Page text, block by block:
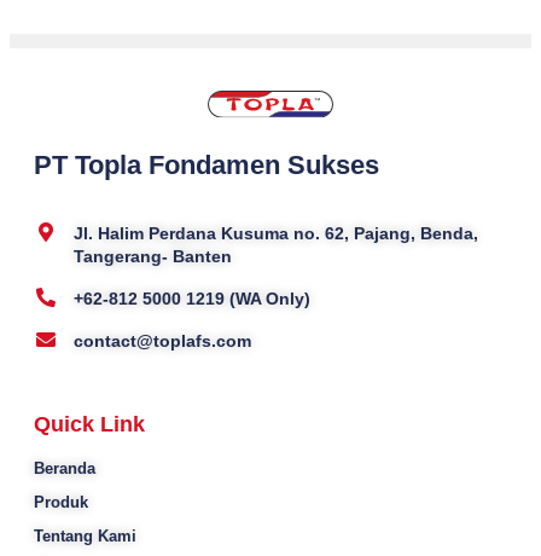
PT Topla Fondamen Sukses
Jl. Halim Perdana Kusuma no. 62, Pajang, Benda,
Tangerang- Banten
+62-812 5000 1219 (WA Only)
contact@toplafs.com
Quick Link
Beranda
Produk
Tentang Kami